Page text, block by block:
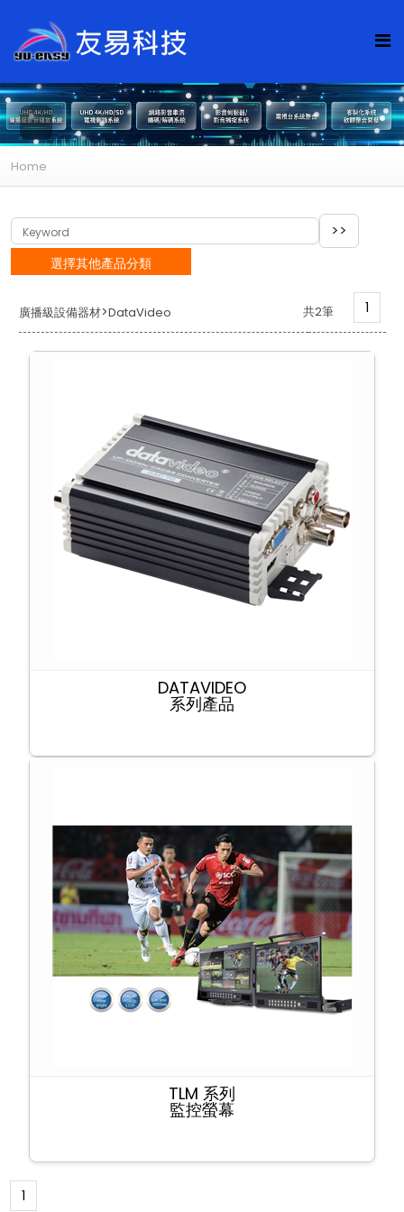
Home
選擇其他產品分類
廣播級設備器材>DataVideo 共2筆 1
DATAVIDEO
系列產品
TLM 系列
監控螢幕
1